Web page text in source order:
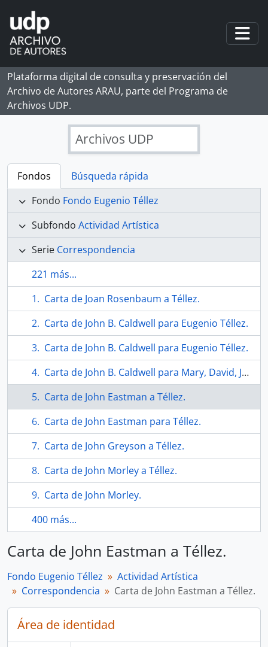
Skip to main content
Plataforma digital de consulta y preservación del
Archivo de Autores ARAU, parte del Programa de
Archivos UDP.
Archivos UDP
Fondos
Búsqueda rápida
Fondo Fondo Eugenio Téllez
Subfondo Actividad Artística
Serie Correspondencia
221 más...
Carta de Joan Rosenbaum a Téllez.
Carta de John B. Caldwell para Eugenio Téllez.
Carta de John B. Caldwell para Eugenio Téllez.
Carta de John B. Caldwell para Mary, David, Jackie, Woody, Martha, Harvey, Frances y Eugenio.
Carta de John Eastman a Téllez.
Carta de John Eastman para Téllez.
Carta de John Greyson a Téllez.
Carta de John Morley a Téllez.
Carta de John Morley.
400 más...
Carta de John Eastman a Téllez.
Fondo Eugenio Téllez
Actividad Artística
Correspondencia
Carta de John Eastman a Téllez.
Área de identidad